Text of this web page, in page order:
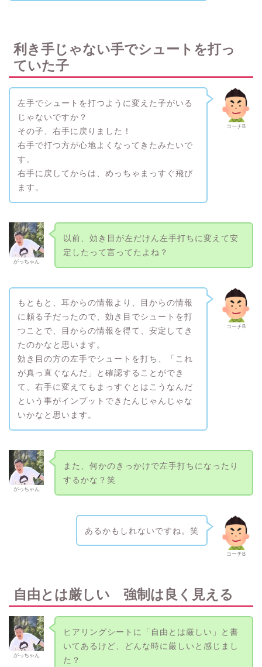
利き手じゃない手でシュートを打っ
ていた子
コーチB
左手でシュートを打つように変えた子がいる
じゃないですか？
その子、右手に戻りました！
右手で打つ方が心地よくなってきたみたいで
す。
右手に戻してからは、めっちゃまっすぐ飛び
ます。
がっちゃん
以前、効き目が左だけん左手打ちに変えて安
定したって言ってたよね？
コーチB
もともと、耳からの情報より、目からの情報
に頼る子だったので、効き目でシュートを打
つことで、目からの情報を得て、安定してき
たのかなと思います。
効き目の方の左手でシュートを打ち、「これ
が真っ直ぐなんだ」と確認することができ
て、右手に変えてもまっすぐとはこうなんだ
という事がインプットできたんじゃんじゃな
いかなと思います。
がっちゃん
また、何かのきっかけで左手打ちになったり
するかな？笑
コーチB
あるかもしれないですね。笑
自由とは厳しい 強制は良く見える
がっちゃん
ヒアリングシートに「自由とは厳しい」と書
いてあるけど、どんな時に厳しいと感じまし
た？